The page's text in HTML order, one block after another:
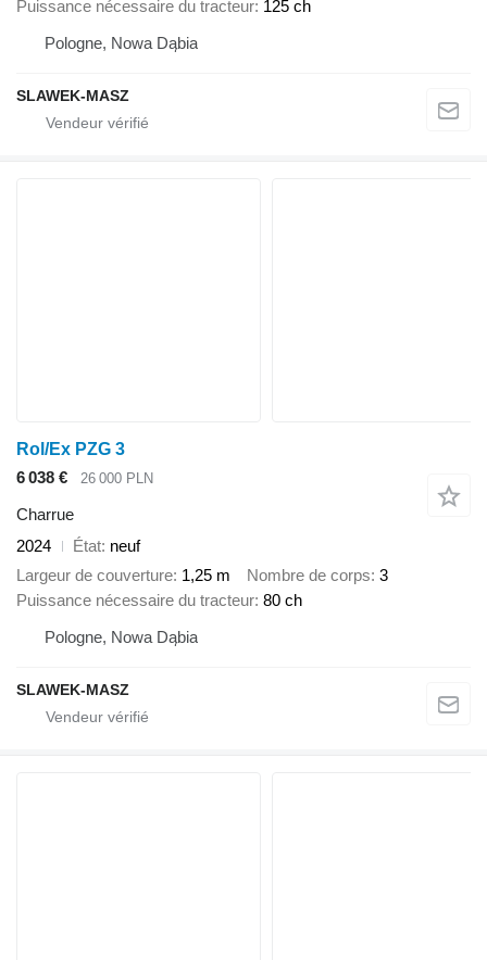
Puissance nécessaire du tracteur 125 ch
Pologne, Nowa Dąbia
SLAWEK-MASZ
Rol/Ex PZG 3
6 038 €
26 000 PLN
Charrue
2024
État neuf
Largeur de couverture 1,25 m Nombre de corps 3
Puissance nécessaire du tracteur 80 ch
Pologne, Nowa Dąbia
SLAWEK-MASZ